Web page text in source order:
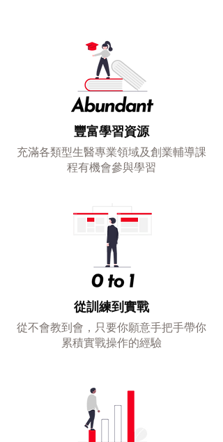
豐富學習資源
充滿各類型生醫專業領域及創業輔導課
程有機會參與學習
從訓練到實戰
從不會教到會，只要你願意手把手帶你
累積實戰操作的經驗